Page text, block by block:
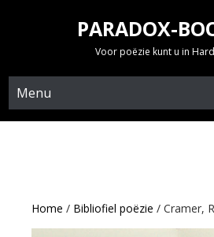
PARADOX-
Voor poëzie kunt u in
Menu
Home / Bibliofiel poëzie / Cramer,